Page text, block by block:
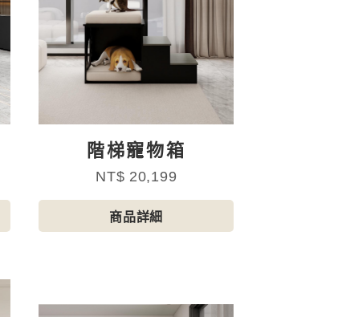
階梯寵物箱
NT$ 20,199
商品詳細